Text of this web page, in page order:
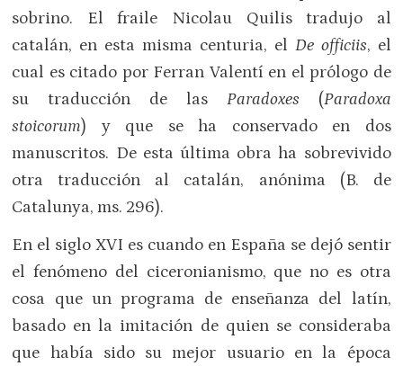
sobrino. El fraile Nicolau Quilis tradujo al
catalán, en esta misma centuria, el De officiis, el
cual es citado por Ferran Valentí en el prólogo de
su traducción de las Paradoxes (Paradoxa
stoicorum) y que se ha conservado en dos
manuscritos. De esta última obra ha sobrevivido
otra traducción al catalán, anónima (B. de
Catalunya, ms. 296).
En el siglo XVI es cuando en España se dejó sentir
el fenómeno del ciceronianismo, que no es otra
cosa que un programa de enseñanza del latín,
basado en la imitación de quien se consideraba
que había sido su mejor usuario en la época